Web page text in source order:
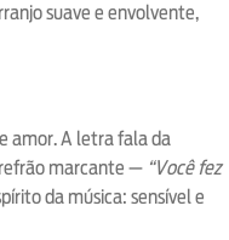
suave e envolvente,
amor. A letra fala da
marcante — “Você fez
da música: sensível e